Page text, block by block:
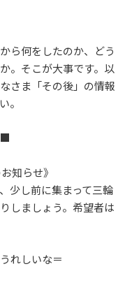
ら何をしたのか、どう
。そこが大事です。以
さま「その後」の情報
。
知らせ》
少し前に集まって三輪
しましょう。希望者は
れしいな＝